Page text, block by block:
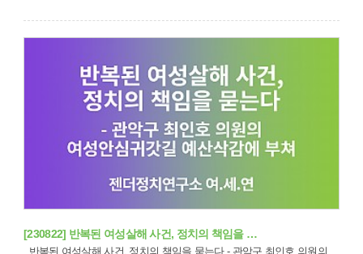
[230822] 반복된 여성살해 사건, 정치의 책임을 …